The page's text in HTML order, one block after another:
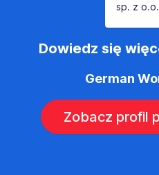
Dowiedz się
German
Zobacz profil